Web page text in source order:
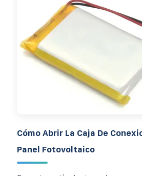
Cómo Abrir La Caja De
Panel Fotovoltaico